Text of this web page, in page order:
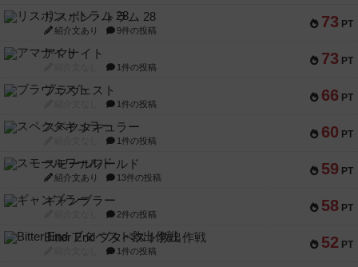
73 PT
リスボン・トラム 28
紹介文あり 9件の投稿
73 PT
アマナイト
1件の投稿
66 PT
ブラヴェスト
1件の投稿
60 PT
スペクタキュラー
1件の投稿
59 PT
スモールワールド
紹介文あり 13件の投稿
58 PT
ギャンブラー
2件の投稿
52 PT
Bitter End ブタペスト救出作戦
1件の投稿